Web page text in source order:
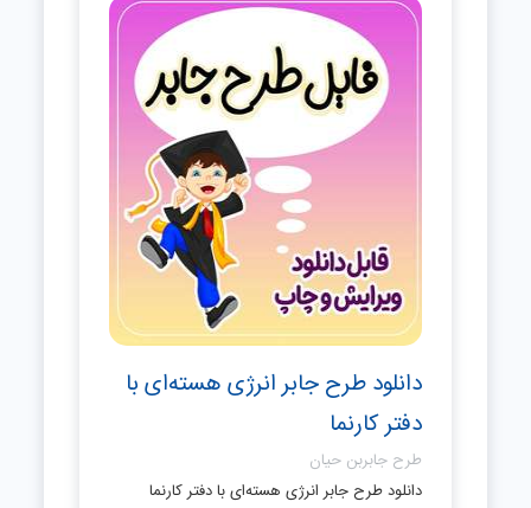
دانلود طرح جابر انرژی هسته‌ای با
دفتر کارنما
طرح جابربن حیان
دانلود طرح جابر انرژی هسته‌ای با دفتر کارنما